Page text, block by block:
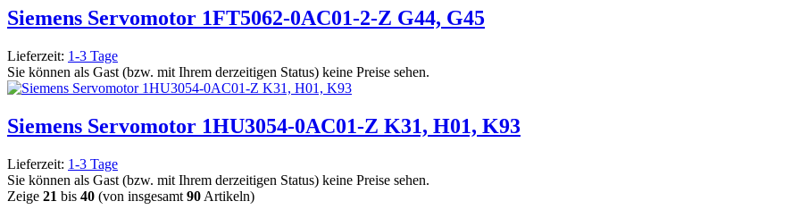
Siemens Servomotor 1FT5062-0AC01-2-Z G44, G45
Lieferzeit: 1-3 Tage
Sie können als Gast (bzw. mit Ihrem derzeitigen Status) keine Preise sehen.
Siemens Servomotor 1HU3054-0AC01-Z K31, H01, K93
Lieferzeit: 1-3 Tage
Sie können als Gast (bzw. mit Ihrem derzeitigen Status) keine Preise sehen.
Zeige 21 bis 40 (von insgesamt 90 Artikeln)